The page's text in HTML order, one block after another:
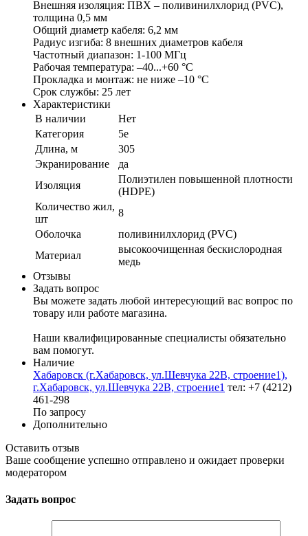
Внешняя изоляция: ПВХ – поливинилхлорид (PVC),
толщина 0,5 мм
Общий диаметр кабеля: 6,2 мм
Радиус изгиба: 8 внешних диаметров кабеля
Частотный диапазон: 1-100 МГц
Рабочая температура: –40...+60 °C
Прокладка и монтаж: не ниже –10 °С
Срок службы: 25 лет
Характеристики
В наличии
Нет
Категория
5e
Длина, м
305
Экранирование
да
Изоляция
Полиэтилен повышенной плотности
(HDPE)
Количество жил,
шт
8
Оболочка
поливинилхлорид (PVC)
Материал
высокоочищенная бескислородная
медь
Отзывы
Задать вопрос
Вы можете задать любой интересующий вас вопрос по
товару или работе магазина.
Наши квалифицированные специалисты обязательно
вам помогут.
Наличие
Хабаровск (г.Хабаровск, ул.Шевчука 22В, строение1),
г.Хабаровск, ул.Шевчука 22В, строение1 тел: +7 (4212)
461-298
По запросу
Дополнительно
Оставить отзыв
Ваше сообщение успешно отправлено и ожидает проверки
модератором
Задать вопрос